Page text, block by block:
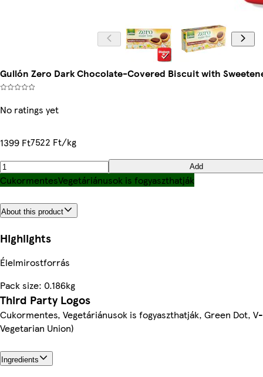
Gullón Zero Dark Chocolate-Covered Biscuit with
No ratings yet
1399 Ft7522 Ft/kg
Add
CukormentesVegetáriánusok is fogyaszthatják
About this product
Highlights
Élelmirostforrás
Pack size: 0.186kg
Third Party Logos
Cukormentes, Vegetáriánusok is fogyaszthatják, Green Dot,
Vegetarian Union)
Ingredients